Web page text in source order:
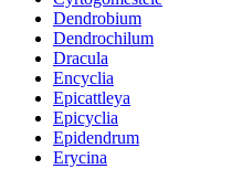
Dendrobium
Dendrochilum
Dracula
Encyclia
Epicattleya
Epicyclia
Epidendrum
Erycina